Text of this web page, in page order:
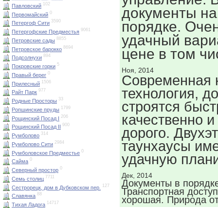
Павловский 102
Первомайский 0
Петергоф Сити 3590
Петергофские Предместья 9061
Петровские сады 8855
Петровское барокко 8694
Подсолнухи 894
Покровские горки 5
Правый берег 0
Прилесный 1506
Райт Парк 977
Родные Просторы 33
Ропшинские пруды 1799
Рощинский Посад I 206
Рощинский Посад II 900
Румболово 314
Румболово Сити 2984
Румболовское Предместье 0
Сайма 0
Северный простор 0
Семь столиц 7711
Сестрорецк, дом в Дубковском пер. 127
Славянка 88
Тихая Ладога 14717
документы
порядке.
удачный
цене в том
Ноя, 2014
Современная
технология,
строятся
качественно
дорого.
таунхаусы
удачную
Дек, 2014
Документы в
Транспортная
хорошая. Природа